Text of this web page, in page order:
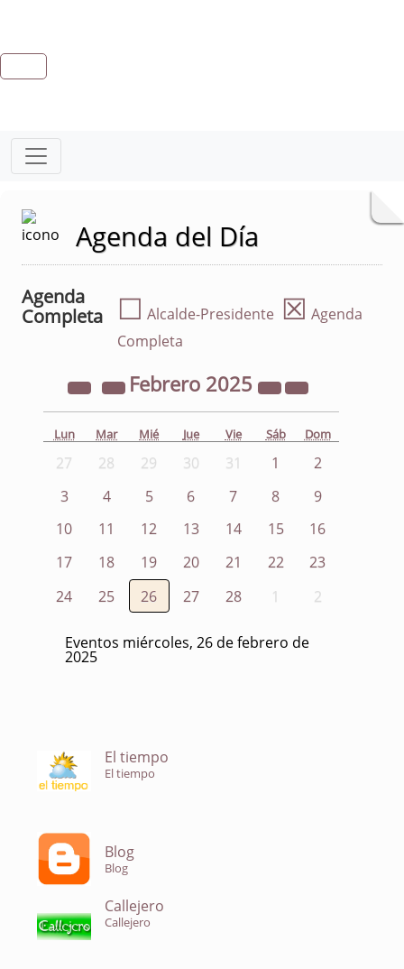
Agenda del Día
Agenda
Completa
☐ Alcalde-Presidente ☒ Agenda
Completa
Febrero 2025
Lun Mar Mié Jue Vie Sáb Dom
27 28 29 30 31 1
2
3
4 5 6 7 8
9
10
11 12 13 14 15
16
17
18 19 20 21 22
23
24
25 26 27 28 1 2
Eventos miércoles, 26 de febrero de
2025
El tiempo
El tiempo
Blog
Blog
Callejero
Callejero